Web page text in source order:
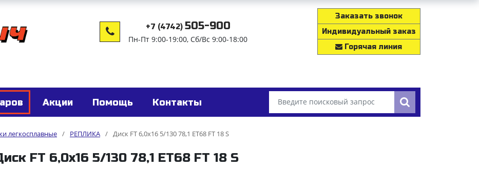
+7 (4742) 505-900
Пн-Пт 9:00-19:00, Сб/Вс 9:00-18:00
Заказать звонок
Индивидуальный заказ
Горячая линия
Акции Помощь Контакты
легкосплавные / РЕПЛИКА / Диск FT 6,0x16 5/130 78,1 ET68 FT 18 S
FT 6,0x16 5/130 78,1 ET68 FT 18 S